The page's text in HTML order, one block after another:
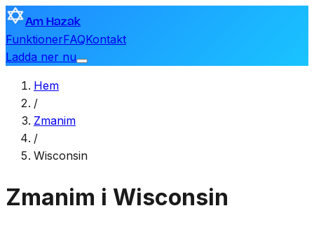
Am Hazak
FunktionerFAQKontakt
Ladda ner nu
Hem
/
Zmanim
/
Wisconsin
Zmanim i Wisconsin